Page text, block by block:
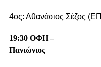
4ος: Αθανάσιος Σέζος
19:30 ΟΦΗ –
Πανιώνιος